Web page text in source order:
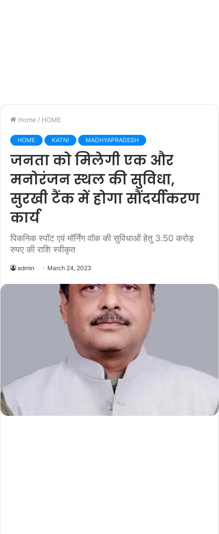
Home / HOME
HOME KATNI MADHYAPRADESH
जनता को मिलेगी एक और
मनोरंजन स्थल की सुविधा,
सुरखी टैंक में होगा सौंदर्यीकरण
कार्य
पिकनिक स्पॉट एवं मॉर्निंग वॉक की सुविधाओं हेतु 3.50 करोड़
रुपए की राशि स्वीकृत
admin March 24, 2023